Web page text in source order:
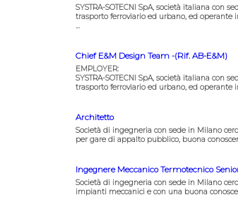
SYSTRA-SOTECNI SpA, società italiana
trasporto ferroviario ed urbano, ed
...
Chief E&M Design Team -(Rif. AB-E&M)
EMPLOYER:
SYSTRA-SOTECNI SpA, società italiana
trasporto ferroviario ed urbano, ed
Architetto
Società di ingegneria con sede in Milano
per gare di appalto pubblico, buona
Ingegnere Meccanico Termotecnico
Società di ingegneria con sede in Milano
impianti meccanici e con una buona